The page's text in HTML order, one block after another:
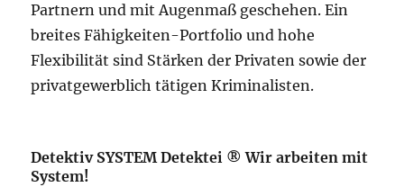
Partnern und mit Augenmaß geschehen. Ein
breites Fähigkeiten-Portfolio und hohe
Flexibilität sind Stärken der Privaten sowie der
privatgewerblich tätigen Kriminalisten.
Detektiv SYSTEM Detektei ® Wir arbeiten mit
System!